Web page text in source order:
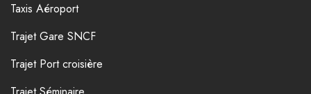
Taxis Aéroport
Trajet Gare SNCF
Trajet Port croisière